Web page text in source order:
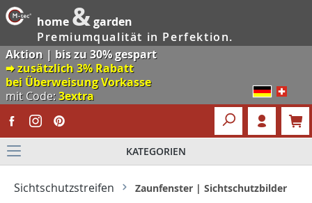
home &garden
Premiumqualität in Perfektion.
Aktion | bis zu 30% gespart
🠮 zusätzlich 3% Rabatt
bei Überweisung Vorkasse
mit Code:3extra
KATEGORIEN
Sichtschutzstreifen Zaunfenster | Sichtschutzbilder